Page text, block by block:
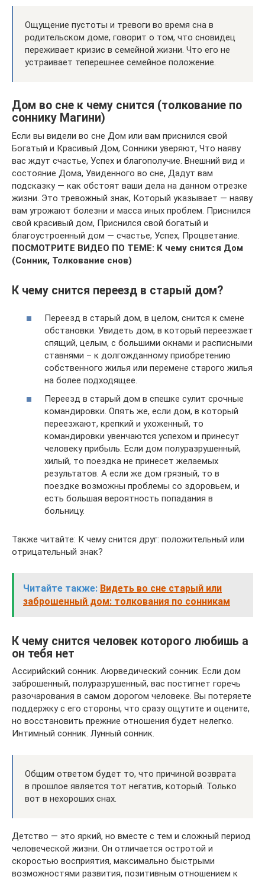
Ощущение пустоты и тревоги во время сна в
родительском доме, говорит о том, что сновидец
переживает кризис в семейной жизни. Что его не
устраивает теперешнее семейное положение.
Дом во сне к чему снится (толкование по
соннику Магини)
Если вы видели во сне Дом или вам приснился свой
Богатый и Красивый Дом, Сонники уверяют, Что наяву
вас ждут счастье, Успех и благополучие. Внешний вид и
состояние Дома, Увиденного во сне, Дадут вам
подсказку — как обстоят ваши дела на данном отрезке
жизни. Это тревожный знак, Который указывает — наяву
вам угрожают болезни и масса иных проблем. Приснился
свой красивый дом, Приснился свой богатый и
благоустроенный дом — счастье, Успех, Процветание.
ПОСМОТРИТЕ ВИДЕО ПО ТЕМЕ: К чему снится Дом
(Сонник, Толкование снов)
К чему снится переезд в старый дом?
Переезд в старый дом, в целом, снится к смене
обстановки. Увидеть дом, в который переезжает
спящий, целым, с большими окнами и расписными
ставнями – к долгожданному приобретению
собственного жилья или перемене старого жилья
на более подходящее.
Переезд в старый дом в спешке сулит срочные
командировки. Опять же, если дом, в который
переезжают, крепкий и ухоженный, то
командировки увенчаются успехом и принесут
человеку прибыль. Если дом полуразрушенный,
хилый, то поездка не принесет желаемых
результатов. А если же дом грязный, то в
поездке возможны проблемы со здоровьем, и
есть большая вероятность попадания в
больницу.
Также читайте: К чему снится друг: положительный или
отрицательный знак?
Читайте также: Видеть во сне старый или
заброшенный дом: толкования по сонникам
К чему снится человек которого любишь а
он тебя нет
Ассирийский сонник. Аюрведический сонник. Если дом
заброшенный, полуразрушенный, вас постигнет горечь
разочарования в самом дорогом человеке. Вы потеряете
поддержку с его стороны, что сразу ощутите и оцените,
но восстановить прежние отношения будет нелегко.
Интимный сонник. Лунный сонник.
Общим ответом будет то, что причиной возврата
в прошлое является тот негатив, который. Только
вот в нехороших снах.
Детство — это яркий, но вместе с тем и сложный период
человеческой жизни. Он отличается остротой и
скоростью восприятия, максимально быстрыми
возможностями развития, позитивным отношением к